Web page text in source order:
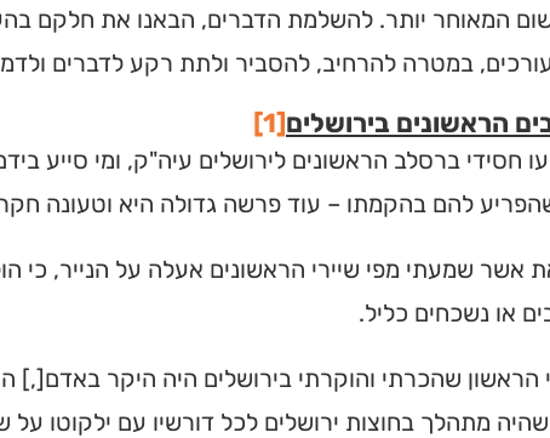
המאוחר יותר. להשלמת הדברים, הבאנו את חלקם
במטרה להרחיב, להסביר ולתת רקע לדברים
הראשונים בירושלים[1]
חסידי ברסלב הראשונים לירושלים עיה"ק, ומי סייע
להם בהקמתו – עוד פרשה גדולה היא וטעונה
אשר שמעתי מפי שיירי הראשונים אעלה על הנייר, כי
או נשכחים כליל.
הראשון שהכרתי והוקרתי בירושלים היה היקר באדם[,]
מתהלך בחוצות ירושלים לכל דורשיו עם ילקוטו על